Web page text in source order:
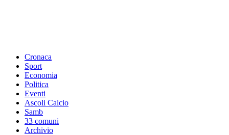
Cronaca
Sport
Economia
Politica
Eventi
Ascoli Calcio
Samb
33 comuni
Archivio